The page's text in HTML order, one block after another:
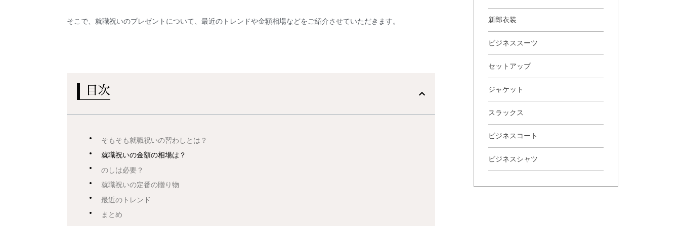
そこで、就職祝いのプレゼントについて、最近のトレンドや金額相場などをご紹介させていただきます。
目次
そもそも就職祝いの習わしとは？
就職祝いの金額の相場は？
のしは必要？
就職祝いの定番の贈り物
最近のトレンド
まとめ
新郎衣装
ビジネススーツ
セットアップ
ジャケット
スラックス
ビジネスコート
ビジネスシャツ